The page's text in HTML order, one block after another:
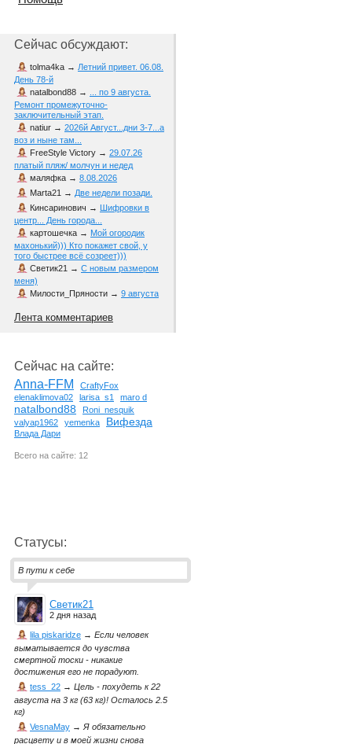
Сейчас обсуждают:
tolma4ka → Летний привет. 06.08.
День 78-й
natalbond88 → ... по 9 августа.
Ремонт промежуточно-
заключительный этап.
natiur → 2026й Август...дни 3-7...а
воз и ныне там...
FreeStyle Victory → 29.07.26
платый пляж/ молчун и недед
маляфка → 8.08.2026
Marta21 → Две недели позади.
Кинсаринович → Шифровки в
центр... День города...
картошечка → Мой огородик
махонький))) Кто покажет свой, у
того быстрее всё созреет)))
Светик21 → С новым размером
меня)
Милости_Пряности → 9 августа
Лента комментариев
Сейчас на сайте:
Anna-FFM
CraftyFox
elenaklimova02
larisa_s1 maro d
natalbond88
Roni_nesquik
valyap1962
yemenka Вифезда
Влада Дари
Всего на сайте: 12
Статусы:
В пути к себе
Светик21
2 дня назад
lila piskaridze → Если человек
выматывается до чувства
смертной тоски - никакие
достижения его не порадуют.
tess_22 → Цель - похудеть к 22
августа на 3 кг (63 кг)! Осталось 2.5
кг)
VesnaMay →Я обязательно
расцвету и в моей жизни снова